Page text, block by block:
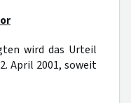
wird das Urteil
April 2001, soweit